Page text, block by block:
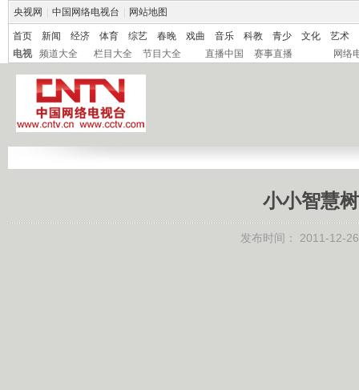
央视网 中国网络电视台 网站地图
首页 新闻 经济 体育 综艺 春晚 戏曲 音乐 科教 青少 文化
艺术
电视
频道大全 栏目大全 节目大全 直播中国 赛事直播 网络
小小智慧
发布时间： 2011-12-